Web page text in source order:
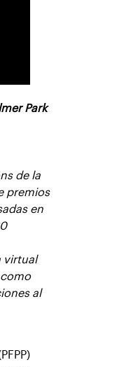
Park
de la
premios
en
virtual
al